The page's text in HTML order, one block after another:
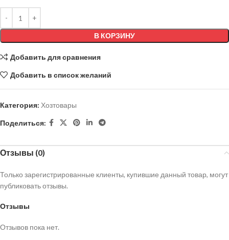
В КОРЗИНУ
Добавить для сравнения
Добавить в список желаний
Категория: Хозтовары
Поделиться:
Отзывы (0)
Отзывы
Отзывов пока нет.
Только зарегистрированные клиенты, купившие данный товар, могут
публиковать отзывы.